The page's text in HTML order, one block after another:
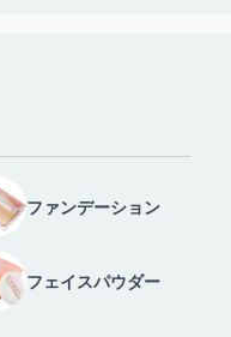
ファンデーション
フェイスパウダー